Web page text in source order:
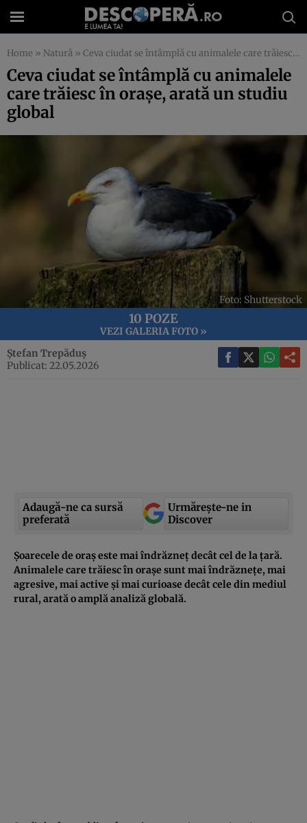
Home » Natură » Ceva ciudat se întâmplă cu animalele care trăiesc în orașe, arată un studiu global
Ceva ciudat se întâmplă cu animalele
care trăiesc în orașe, arată un studiu
global
Foto: Shutterstock
10 POZE
VEZI GALERIA FOTO »
Ștefan Trepăduș
Publicat: 22.05.2026
Adaugă-ne ca sursă
preferată
Urmărește-ne in
Discover
Șoarecele de oraș este mai îndrăzneț decât cel de la țară.
Animalele care trăiesc în orașe sunt mai îndrăznețe, mai
agresive, mai active și mai curioase decât cele din mediul
rural, arată o amplă analiză globală.